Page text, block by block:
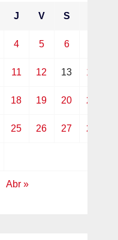
J V S
4 5 6
11 12 13 14
18 19 20 21
25 26 27 28
Abr »